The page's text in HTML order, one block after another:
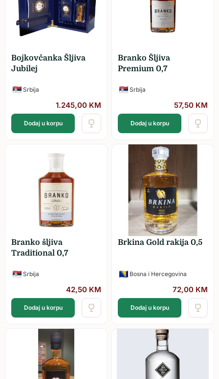
Bojkovčanka Šljiva
Jubilej
Srbija
1.245,00 KM
Dodaj u korpu
Branko Šljiva
Premium 0,7
Srbija
57,50 KM
Dodaj u korpu
Branko šljiva
Traditional 0,7
Srbija
42,50 KM
Dodaj u korpu
Brkina Gold rakija 0,5
Bosna i Hercegovina
72,00 KM
Dodaj u korpu